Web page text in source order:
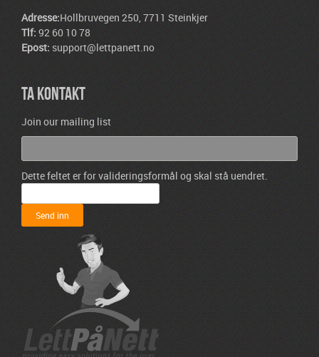
Adresse:Hollbruvegen 250, 7711 Steinkjer
Tlf: 92 60 10 78
Epost: support@lettpanett.no
TA KONTAKT
Join our mailing list
Dette feltet er for valideringsformål og skal stå uendret.